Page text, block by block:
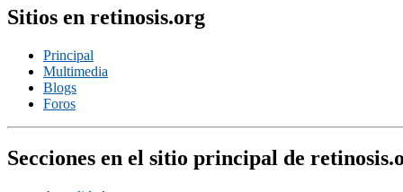
Sitios en retinosis.org
Principal
Multimedia
Blogs
Foros
Secciones en el sitio principal de